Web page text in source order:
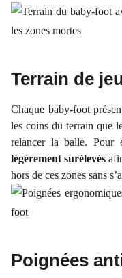
Terrain de
Chaque baby-foot
les coins du terrain que
relancer la balle. Pour
légèrement surélevés
hors de ces zones sans
Poignées